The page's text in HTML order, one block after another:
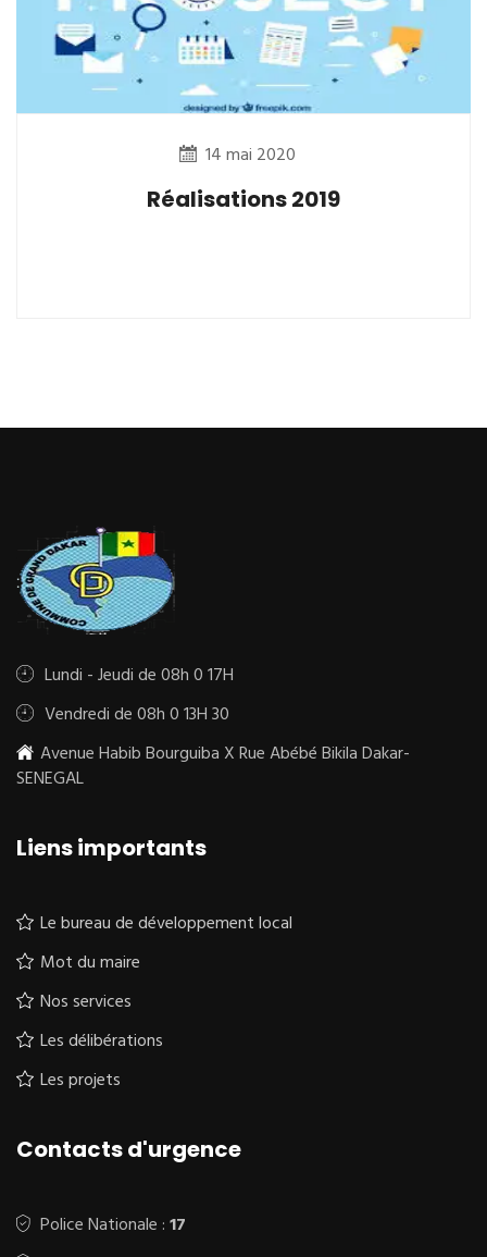
14 mai 2020
Réalisations 2019
Lundi - Jeudi de 08h 0 17H
Vendredi de 08h 0 13H 30
Avenue Habib Bourguiba X Rue Abébé Bikila Dakar-
SENEGAL
Liens importants
Le bureau de développement local
Mot du maire
Nos services
Les délibérations
Les projets
Contacts d'urgence
Police Nationale :17